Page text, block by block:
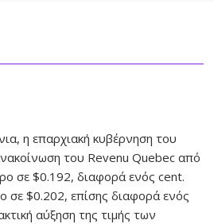
η επαρχιακή κυβέρνηση του
του Revenu Quebec από
σε $0.192, διαφορά ενός cent.
σε $0.202, επίσης διαφορά ενός
αύξηση της τιμής των